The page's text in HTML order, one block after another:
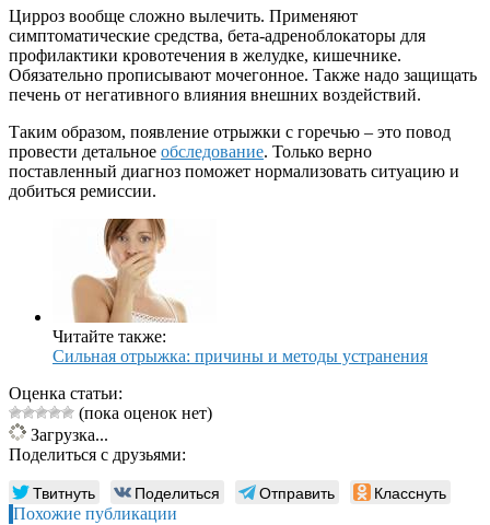
Цирроз вообще сложно вылечить. Применяют
симптоматические средства, бета-адреноблокаторы для
профилактики кровотечения в желудке, кишечнике.
Обязательно прописывают мочегонное. Также надо защищать
печень от негативного влияния внешних воздействий.
Таким образом, появление отрыжки с горечью – это повод
провести детальное обследование. Только верно
поставленный диагноз поможет нормализовать ситуацию и
добиться ремиссии.
Читайте также:
Сильная отрыжка: причины и методы устранения
Оценка статьи:
(пока оценок нет)
Загрузка...
Поделиться с друзьями:
Твитнуть Поделиться Отправить Класснуть
Похожие публикации